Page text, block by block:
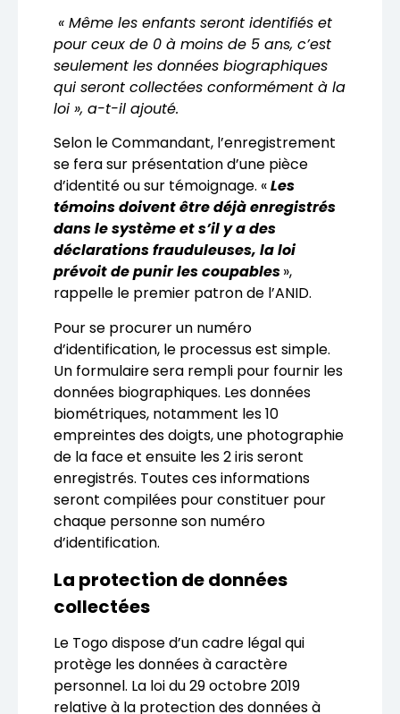
« Même les enfants seront identifiés et
pour ceux de 0 à moins de 5 ans, c’est
seulement les données biographiques
qui seront collectées conformément à la
loi », a-t-il ajouté.
Selon le Commandant, l’enregistrement
se fera sur présentation d’une pièce
d’identité ou sur témoignage. «Les
témoins doivent être déjà enregistrés
dans le système et s’il y a des
déclarations frauduleuses, la loi
prévoit de punir les coupables»,
rappelle le premier patron de l’ANID.
Pour se procurer un numéro
d’identification, le processus est simple.
Un formulaire sera rempli pour fournir les
données biographiques. Les données
biométriques, notamment les 10
empreintes des doigts, une photographie
de la face et ensuite les 2 iris seront
enregistrés. Toutes ces informations
seront compilées pour constituer pour
chaque personne son numéro
d’identification.
La protection de données
collectées
Le Togo dispose d’un cadre légal qui
protège les données à caractère
personnel. La loi du 29 octobre 2019
relative à la protection des données à